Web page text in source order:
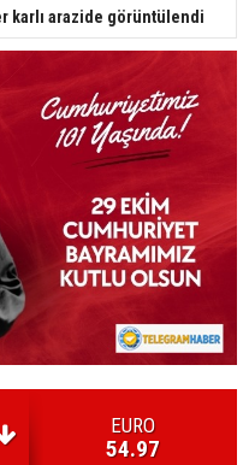
karlı arazide görüntülendi
EURO
54.97